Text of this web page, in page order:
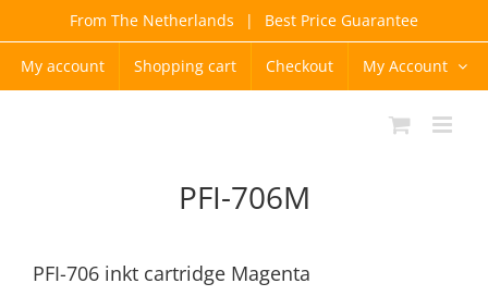
content
From The Netherlands | Best Price Guarantee
My account Shopping cart Checkout My Account
PFI-706M
PFI-706 inkt cartridge Magenta